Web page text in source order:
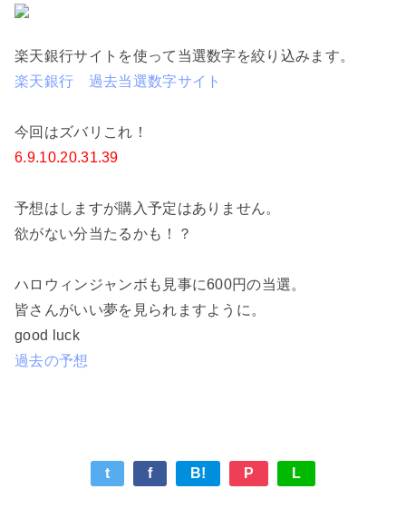
楽天銀行サイトを使って当選数字を絞り込みます。
楽天銀行 過去当選数字サイト
今回はズバリこれ！
6.9.10.20.31.39
予想はしますが購入予定はありません。
欲がない分当たるかも！？
ハロウィンジャンボも見事に600円の当選。
皆さんがいい夢を見られますように。
good luck
過去の予想
t f B! P L